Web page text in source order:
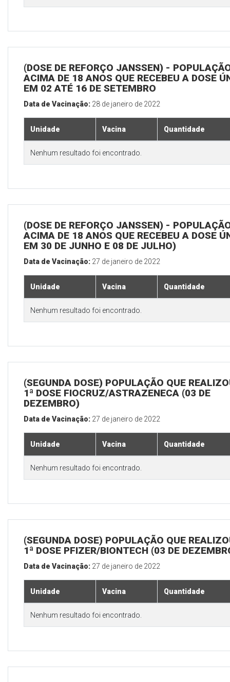
(DOSE DE REFORÇO JANSSEN) -
ACIMA DE 18 ANOS QUE RECEBEU A DOSE
EM 02 ATÉ 16 DE SETEMBRO
Data de Vacinação: 28 de janeiro de 2022
Unidade Vacina Quantidade
Nenhum resultado foi encontrado.
(DOSE DE REFORÇO JANSSEN) -
ACIMA DE 18 ANOS QUE RECEBEU A DOSE
EM 30 DE JUNHO E 08 DE JULHO)
Data de Vacinação: 27 de janeiro de 2022
Unidade Vacina Quantidade
Nenhum resultado foi encontrado.
(SEGUNDA DOSE) POPULAÇÃO QUE
1ª DOSE FIOCRUZ/ASTRAZENECA (03 DE
DEZEMBRO)
Data de Vacinação: 27 de janeiro de 2022
Unidade Vacina Quantidade
Nenhum resultado foi encontrado.
(SEGUNDA DOSE) POPULAÇÃO QUE
1ª DOSE PFIZER/BIONTECH (03 DE
Data de Vacinação: 27 de janeiro de 2022
Unidade Vacina Quantidade
Nenhum resultado foi encontrado.